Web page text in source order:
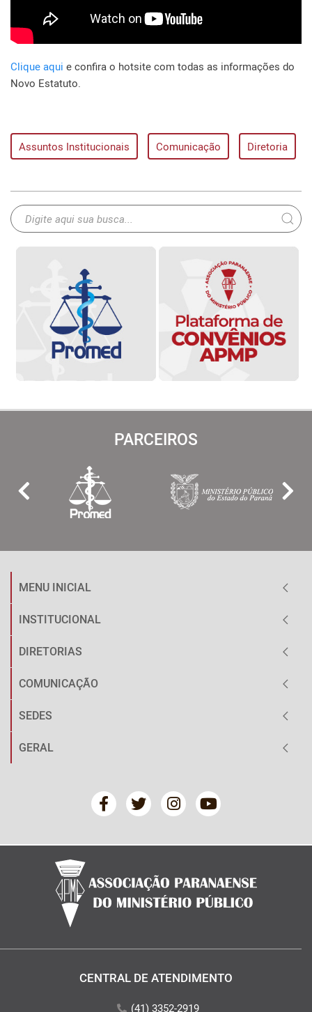
Clique aqui e confira o hotsite com todas as informações do
Novo Estatuto.
Assuntos Institucionais Comunicação Diretoria
PARCEIROS
MENU INICIAL
INSTITUCIONAL
DIRETORIAS
COMUNICAÇÃO
SEDES
GERAL
CENTRAL DE ATENDIMENTO
(41) 3352-2919